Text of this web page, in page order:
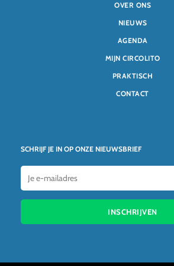
SCHRIJF JE IN OP ONZE NIEUWSBRIEF
INSCHRIJVEN
OVER ONS
NIEUWS
AGENDA
MIJN CIRCOLITO
PRAKTISCH
CONTACT